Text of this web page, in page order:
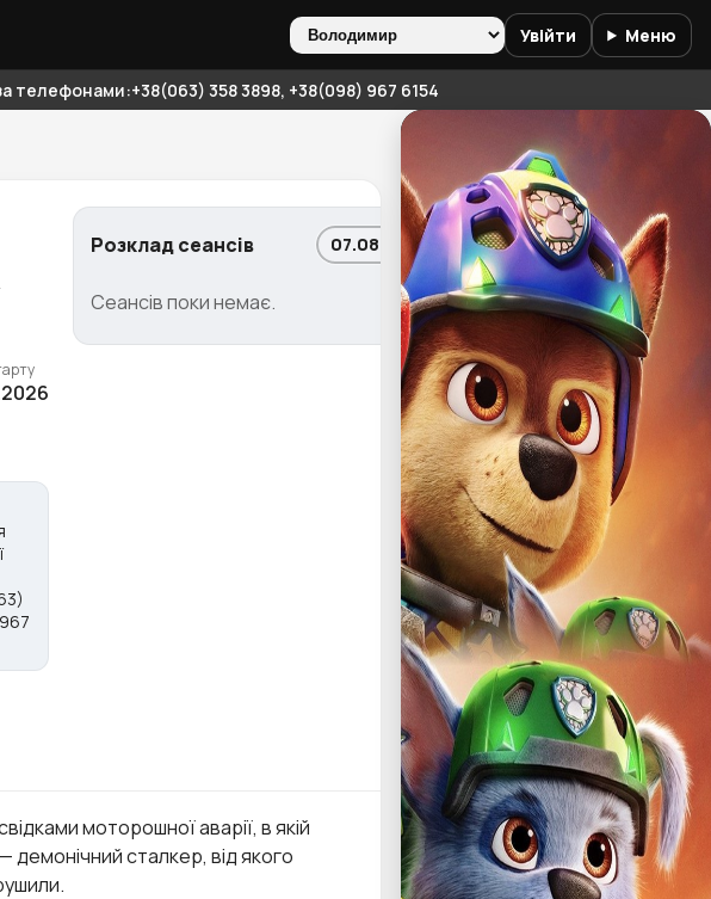
Увійти Меню
телефонами:+38(063) 358 3898, +38(098) 967 6154
Розклад сеансів 07.08 • Пт
Сеансів поки немає.
моторошної аварії, в якій
демонічний сталкер, від якого